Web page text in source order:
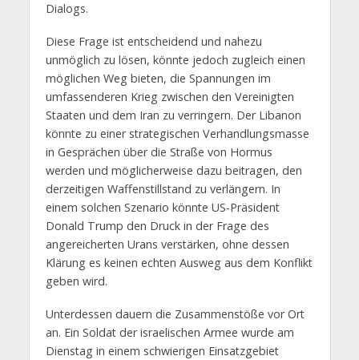
Dialogs.
Diese Frage ist entscheidend und nahezu
unmöglich zu lösen, könnte jedoch zugleich einen
möglichen Weg bieten, die Spannungen im
umfassenderen Krieg zwischen den Vereinigten
Staaten und dem Iran zu verringern. Der Libanon
könnte zu einer strategischen Verhandlungsmasse
in Gesprächen über die Straße von Hormus
werden und möglicherweise dazu beitragen, den
derzeitigen Waffenstillstand zu verlängern. In
einem solchen Szenario könnte US-Präsident
Donald Trump den Druck in der Frage des
angereicherten Urans verstärken, ohne dessen
Klärung es keinen echten Ausweg aus dem Konflikt
geben wird.
Unterdessen dauern die Zusammenstöße vor Ort
an. Ein Soldat der israelischen Armee wurde am
Dienstag in einem schwierigen Einsatzgebiet